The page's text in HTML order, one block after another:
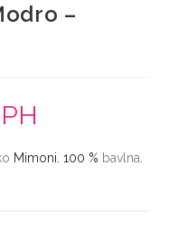
–
Mimoni. 100 % bavlna.